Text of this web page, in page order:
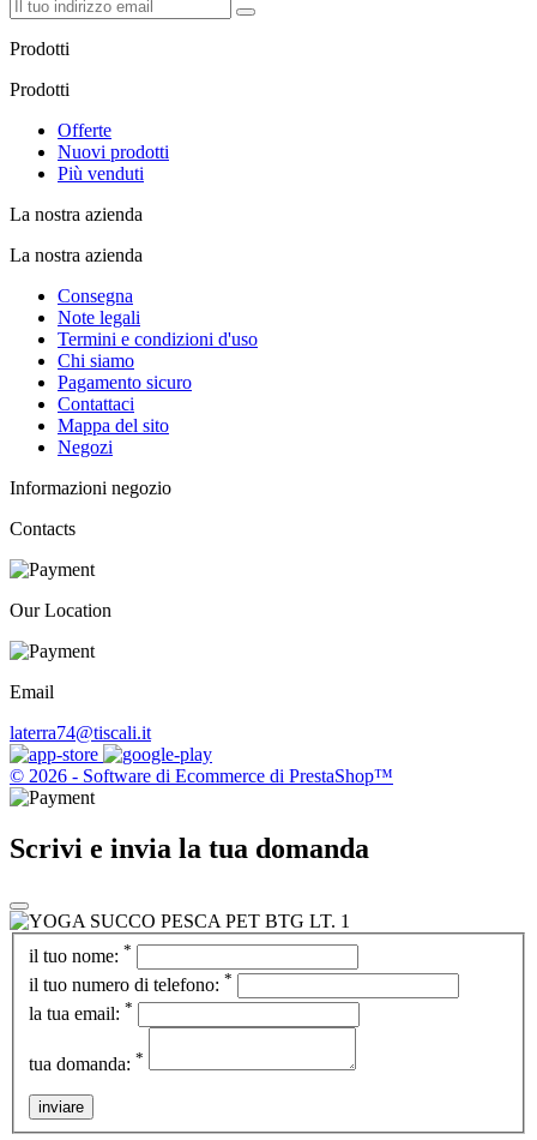
Prodotti
Prodotti
Offerte
Nuovi prodotti
Più venduti
La nostra azienda
La nostra azienda
Consegna
Note legali
Termini e condizioni d'uso
Chi siamo
Pagamento sicuro
Contattaci
Mappa del sito
Negozi
Informazioni negozio
Contacts
Our Location
Email
laterra74@tiscali.it
© 2026 - Software di Ecommerce di PrestaShop™
Scrivi e invia la tua domanda
il tuo nome: *
il tuo numero di telefono: *
la tua email: *
tua domanda: *
inviare